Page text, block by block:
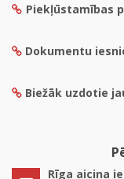
Piekļūstamības
Dokumentu
Biežāk uzdotie
Rīga aicina